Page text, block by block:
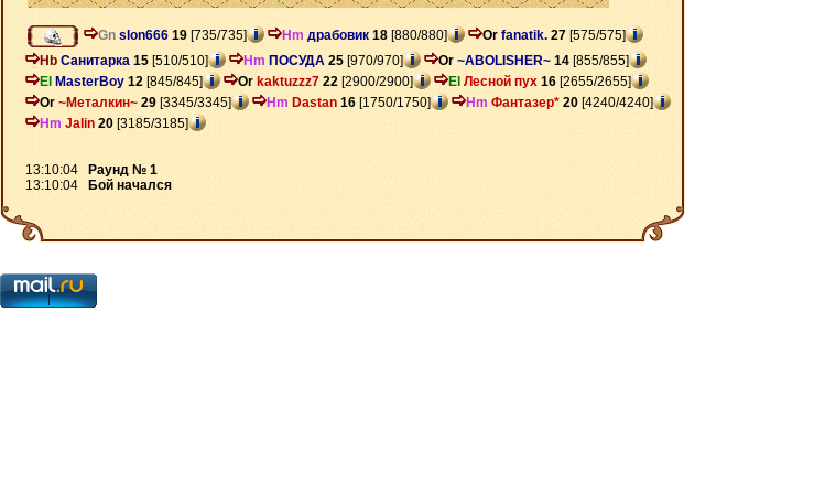
Gn slon666 19 [735/735] Hm драбовик 18 [880/880] Or fanatik. 27 [575/575]
Hb Санитарка 15 [510/510] Hm ПОСУДА 25 [970/970] Or ~ABOLISHER~ 14 [855/855]
El MasterBoy 12 [845/845] Or kaktuzzz7 22 [2900/2900] El Лесной пух 16 [2655/2655]
Or ~Металкин~ 29 [3345/3345] Hm Dastan 16 [1750/1750] Hm Фантазер* 20 [4240/4240]
Hm Jalin 20 [3185/3185]
13:10:04
Раунд № 1
13:10:04
Бой начался